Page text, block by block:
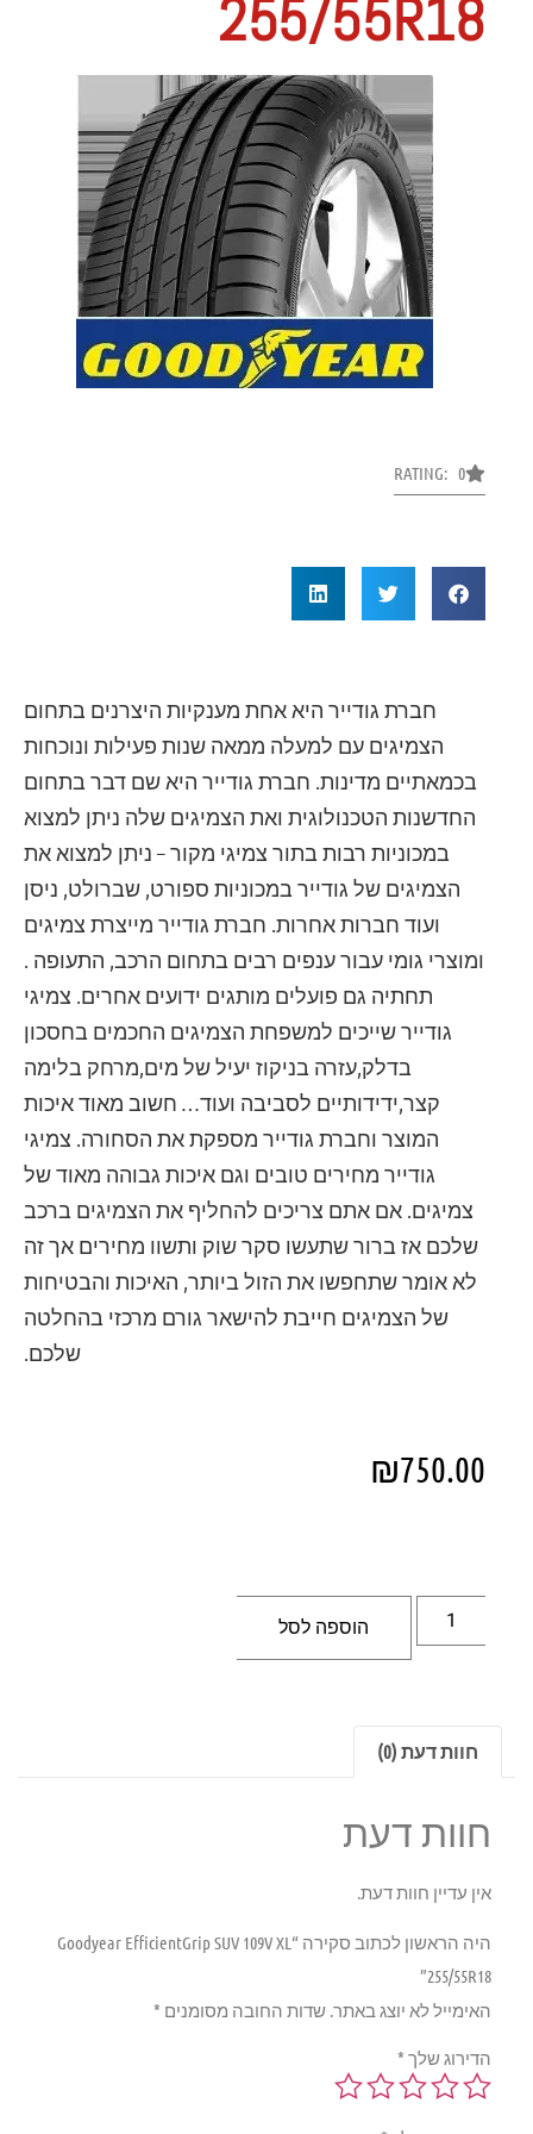
255/55R18
RATING: 0
חברת גודייר היא אחת מענקיות היצרנים בתחום
הצמיגים עם למעלה ממאה שנות פעילות ונוכחות
בכמאתיים מדינות. חברת גודייר היא שם דבר בתחום
החדשנות הטכנולוגית ואת הצמיגים שלה ניתן למצוא
במכוניות רבות בתור צמיגי מקור – ניתן למצוא את
הצמיגים של גודייר במכוניות ספורט, שברולט, ניסן
ועוד חברות אחרות. חברת גודייר מייצרת צמיגים
ומוצרי גומי עבור ענפים רבים בתחום הרכב, התעופה .
תחתיה גם פועלים מותגים ידועים אחרים. צמיגי
גודייר שייכים למשפחת הצמיגים החכמים בחסכון
בדלק,עזרה בניקוז יעיל של מים,מרחק בלימה
קצר,ידידותיים לסביבה ועוד… חשוב מאוד איכות
המוצר וחברת גודייר מספקת את הסחורה. צמיגי
גודייר מחירים טובים וגם איכות גבוהה מאוד של
צמיגים. אם אתם צריכים להחליף את הצמיגים ברכב
שלכם אז ברור שתעשו סקר שוק ותשוו מחירים אך זה
לא אומר שתחפשו את הזול ביותר, האיכות והבטיחות
של הצמיגים חייבת להישאר גורם מרכזי בהחלטה
שלכם.
₪750.00
הוספה לסל
חוות דעת (0)
חוות דעת
אין עדיין חוות דעת.
היה הראשון לכתוב סקירה “Goodyear EfficientGrip SUV 109V XL
255/55R18”
האימייל לא יוצג באתר.שדות החובה מסומנים*
הדירוג שלך*